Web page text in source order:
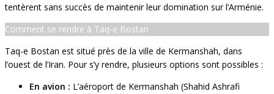
tentèrent sans succès de maintenir leur domination sur l’Arménie.
Comment se rendre à Taq-e Bostan
Taq-e Bostan est situé près de la ville de Kermanshah, dans
l’ouest de l’Iran. Pour s’y rendre, plusieurs options sont possibles :
En avion : L’aéroport de Kermanshah (Shahid Ashrafi